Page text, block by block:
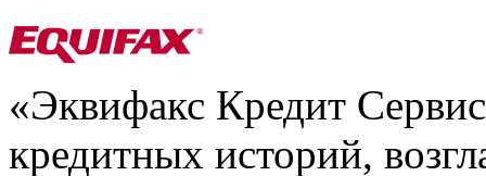
«Эквифакс Кредит
кредитных историй,